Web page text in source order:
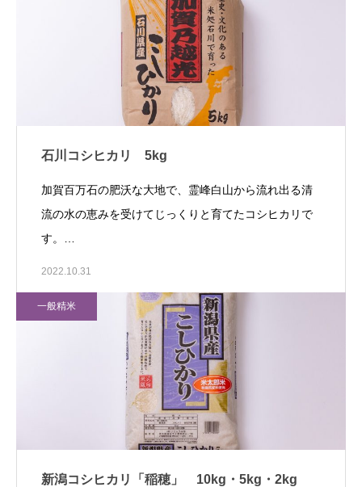
石川コシヒカリ 5kg
加賀百万石の肥沃な大地で、霊峰白山から流れ出る清
流の水の恵みを受けてじっくりと育てたコシヒカリで
す。…
2022.10.31
一般精米
新潟コシヒカリ「稲穂」 10kg・5kg・2kg